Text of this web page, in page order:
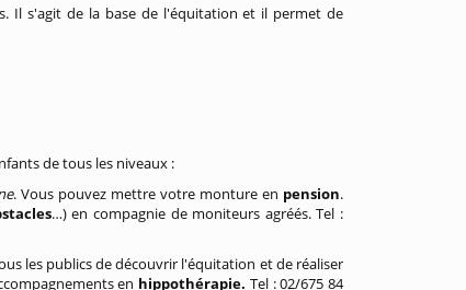
Il s'agit de la base de l'équitation et il permet de
de tous les niveaux :
. Vous pouvez mettre votre monture en pension.
…) en compagnie de moniteurs agréés. Tel :
les publics de découvrir l'équitation et de réaliser
en hippothérapie. Tel : 02/675 84